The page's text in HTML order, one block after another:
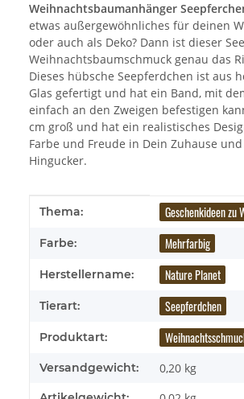
Weihnachtsbaumanhänger
etwas außergewöhnliches für deinen
oder auch als Deko? Dann ist dieser
Weihnachtsbaumschmuck genau das
Dieses hübsche Seepferdchen ist aus
Glas gefertigt und hat ein Band, mit
einfach an den Zweigen befestigen
cm groß und hat ein realistisches
Farbe und Freude in Dein Zuhause
Hingucker.
Produkteigenschaft
Wert
Thema: Geschenkideen zu
Farbe: Mehrfarbig
Herstellername: Nature Planet
Tierart: Seepferdchen
Produktart:
Versandgewicht: 0,20 kg